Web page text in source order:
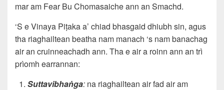
mar am Fear Bu Chomasaiche ann an Smachd.
‘S e Vinaya Piṭaka a’ chiad bhasgaid dhiubh sin, agus
tha riaghailtean beatha nam manach ‘s nam banachag
air an cruinneachadh ann. Tha e air a roinn ann an trì
prìomh earrannan:
Suttavibhaṅga: na riaghailtean air fad air am